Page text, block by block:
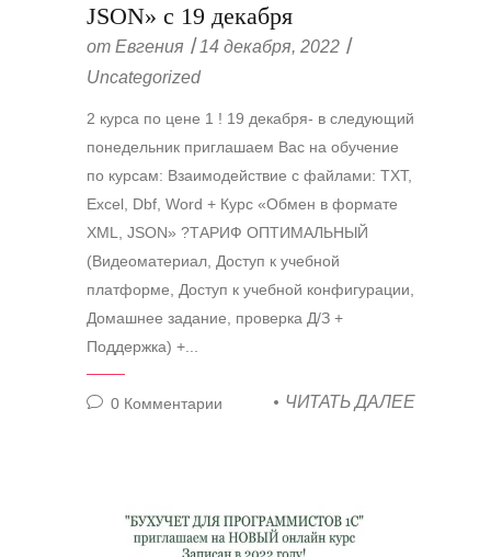
JSON» с 19 декабря
от Евгения
14 декабря, 2022
Uncategorized
2 курса по цене 1 ! 19 декабря- в следующий
понедельник приглашаем Вас на обучение
по курсам: Взаимодействие с файлами: TXT,
Excel, Dbf, Word + Курс «Обмен в формате
XML, JSON» ?ТАРИФ ОПТИМАЛЬНЫЙ
(Видеоматериал, Доступ к учебной
платформе, Доступ к учебной конфигурации,
Домашнее задание, проверка Д/З +
Поддержка) +...
0 Комментарии ЧИТАТЬ ДАЛЕЕ